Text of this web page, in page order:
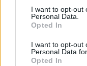
consent section.
I want to opt-out
Personal Data.
Opted In
I want to opt-out
Personal Data
Opted In